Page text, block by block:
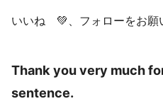
いいね 💚、フォローをお願
Thank you very much
sentence.